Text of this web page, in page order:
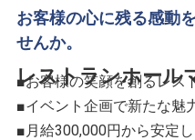
レストランホール
お客様の心に残る感動
せんか。
■お客様の笑顔を創るレス
■イベント企画で新たな魅
■月給300,000円から安定